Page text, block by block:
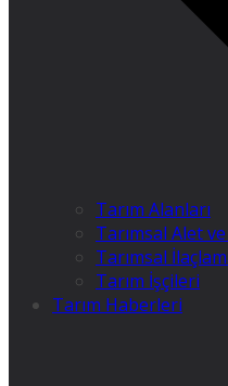
Tarım Alanları
Tarımsal Alet
Tarımsal
Tarım İşçileri
Tarım Haberleri